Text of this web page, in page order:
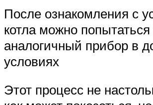
После ознакомления с
котла можно попытаться
аналогичный прибор в
условиях
Этот процесс не